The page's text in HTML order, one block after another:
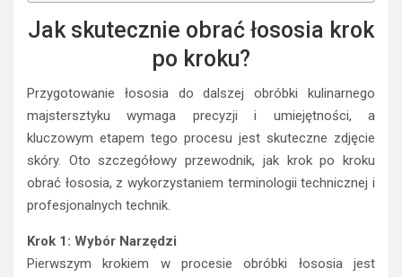
Jak skutecznie obrać łososia krok
po kroku?
Przygotowanie łososia do dalszej obróbki kulinarnego
majstersztyku wymaga precyzji i umiejętności, a
kluczowym etapem tego procesu jest skuteczne zdjęcie
skóry. Oto szczegółowy przewodnik, jak krok po kroku
obrać łososia, z wykorzystaniem terminologii technicznej i
profesjonalnych technik.
Krok 1: Wybór Narzędzi
Pierwszym krokiem w procesie obróbki łososia jest